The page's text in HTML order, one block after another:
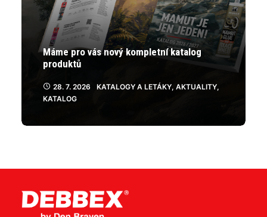
Máme pro vás nový kompletní katalog
produktů
28. 7. 2026 KATALOGY A LETÁKY, AKTUALITY,
KATALOG